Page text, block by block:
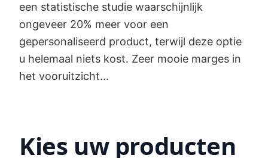
een statistische studie waarschijnlijk
ongeveer 20% meer voor een
gepersonaliseerd product, terwijl deze optie
u helemaal niets kost. Zeer mooie marges in
het vooruitzicht...
Kies uw producten